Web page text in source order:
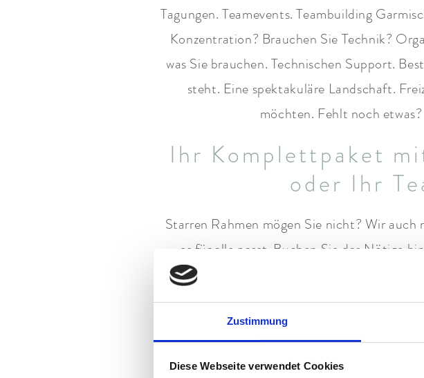
Zustimmung
Diese Webseite verwendet Cookies
Tagungen. Teamevents. Teambuilding
Konzentration? Brauchen Sie Technik?
was Sie brauchen. Technischen Support.
steht. Eine spektakuläre Landschaft.
möchten. Fehlt noch
Ihr Komplettpaket
oder Ihr
Starren Rahmen mögen Sie nicht? Wir
es für alle passt. Buchen Sie das Nötige
unterstützen Sie. Von der Planung. Bis hin
Garmisch. Ihr
Oder mögen Sie lieber das
sich auf das Kerngeschäft